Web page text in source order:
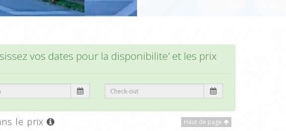
vos dates pour la disponibilite' et les prix
Haut de page
le prix